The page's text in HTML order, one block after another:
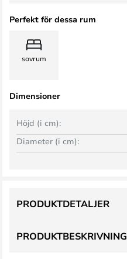
Perfekt för dessa rum
sovrum
Dimensioner
Höjd (i cm):
Diameter (i cm):
PRODUKTBESKRIVNING
PRODUKTDETALJER